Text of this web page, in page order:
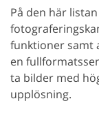
På den här
funktioner samt
en
ta bilder med
upplösning.